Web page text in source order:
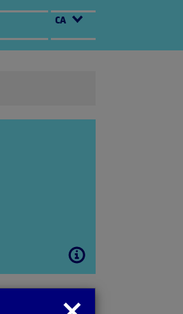
CA
Obrir
Tancar